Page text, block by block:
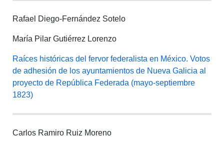
Rafael Diego-Fernández Sotelo
María Pilar Gutiérrez Lorenzo
Raíces históricas del fervor federalista en México. Votos
de adhesión de los ayuntamientos de Nueva Galicia al
proyecto de República Federada (mayo-septiembre
1823)
Carlos Ramiro Ruiz Moreno